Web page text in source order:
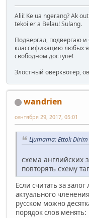
Alii! Ke ua ngerang? Ak
tekoi er a Belau! Sulang.
Подвергал, подвергаю
классификацию любых
свободном доступе!
Злостный оверквотер,
wandrien
сентября 29, 2017, 05:01
Цитата: Ettok
схема английских
повторять схему
Если считать за
актуального
русском можно
порядок слов менять: